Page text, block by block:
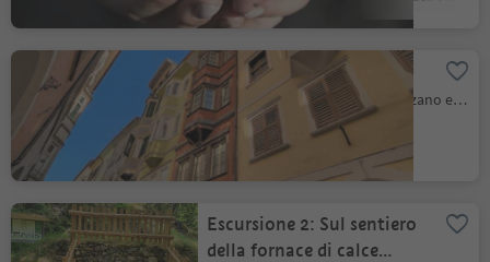
Portici.
Posizione Bolzano Centro, Bolzano, Bolzano e dintorni
Escursione 2: Sul sentiero
della fornace di calce